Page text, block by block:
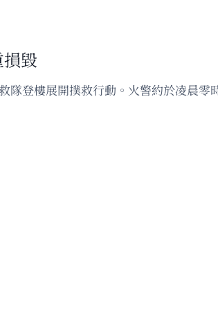
毀
隊登樓展開撲救行動。火警約於凌晨零